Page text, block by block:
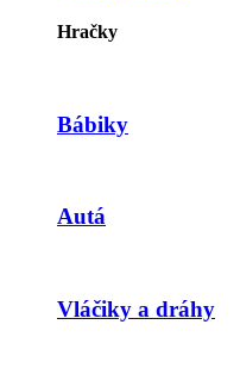
Hračky
Bábiky
Autá
Vláčiky a dráhy